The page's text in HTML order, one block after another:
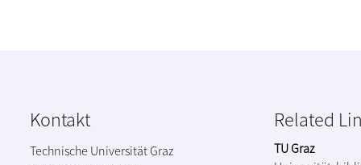
Kontakt
Technische Universität Graz
Related
TU Graz